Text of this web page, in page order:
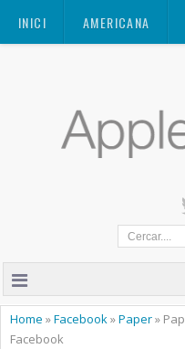
INICI AMERICANA
Home »Facebook»Paper»
Facebook